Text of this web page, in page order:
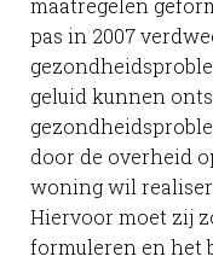
maatregelen
pas in 2007
geluid kunnen
door de overheid
woning wil
Hiervoor moet zij
formuleren en het